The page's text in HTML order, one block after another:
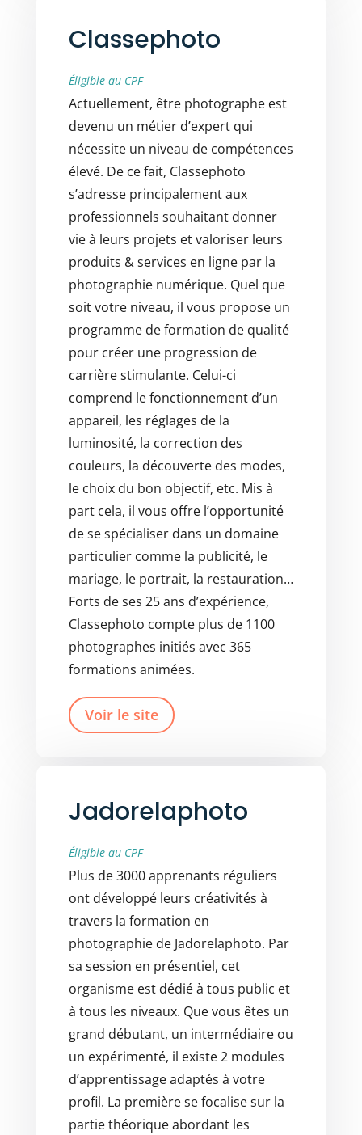
Classephoto
Éligible au CPF
Actuellement, être photographe est
devenu un métier d’expert qui
nécessite un niveau de compétences
élevé. De ce fait, Classephoto
s’adresse principalement aux
professionnels souhaitant donner
vie à leurs projets et valoriser leurs
produits & services en ligne par la
photographie numérique. Quel que
soit votre niveau, il vous propose un
programme de formation de qualité
pour créer une progression de
carrière stimulante. Celui-ci
comprend le fonctionnement d’un
appareil, les réglages de la
luminosité, la correction des
couleurs, la découverte des modes,
le choix du bon objectif, etc. Mis à
part cela, il vous offre l’opportunité
de se spécialiser dans un domaine
particulier comme la publicité, le
mariage, le portrait, la restauration…
Forts de ses 25 ans d’expérience,
Classephoto compte plus de 1100
photographes initiés avec 365
formations animées.
Voir le site
Jadorelaphoto
Éligible au CPF
Plus de 3000 apprenants réguliers
ont développé leurs créativités à
travers la formation en
photographie de Jadorelaphoto. Par
sa session en présentiel, cet
organisme est dédié à tous public et
à tous les niveaux. Que vous êtes un
grand débutant, un intermédiaire ou
un expérimenté, il existe 2 modules
d’apprentissage adaptés à votre
profil. La première se focalise sur la
partie théorique abordant les